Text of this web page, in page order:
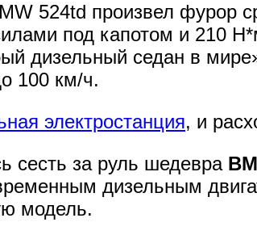
524td произвел фурор
под капотом и 210
дизельный седан в
100 км/ч.
электростанция, и
сесть за руль шедевра
дизельным
модель.